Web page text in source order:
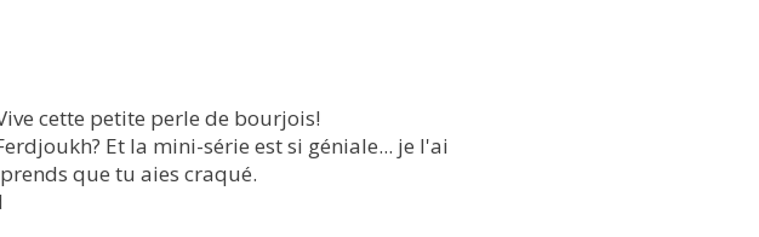
cette petite perle de bourjois!
Et la mini-série est si géniale... je l'ai
que tu aies craqué.